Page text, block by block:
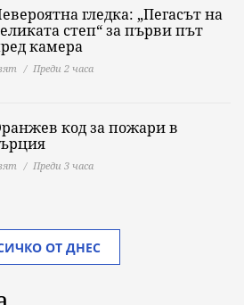
гледка: „Пегасът на
степ“ за първи път
камера
Преди 2 часа
код за пожари в
Преди 3 часа
ОТ ДНЕС